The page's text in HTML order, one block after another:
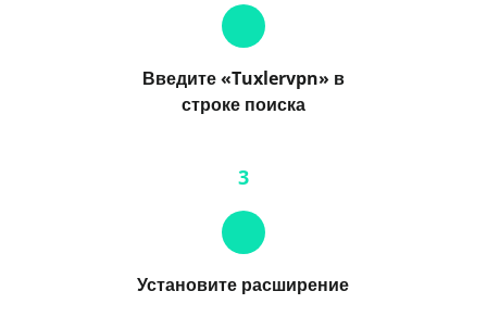
Введите «Tuxlervpn» в
строке поиска
3
Установите расширение